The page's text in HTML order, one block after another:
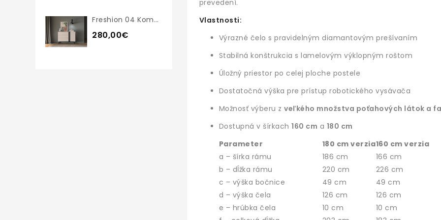
Freshion 04 Komoda
280,00€
prevedení.
Vlastnosti:
Výrazné čelo s pravidelným diamantovým prešívaním
Stabilná konštrukcia s lamelovým výklopným roštom
Úložný priestor po celej ploche postele
Dostatočná výška pre prístup robotického vysávača
Možnosť výberu z veľkého množstva poťahových látok a
Dostupná v šírkach 160 cm a 180 cm
Parameter
180 cm verzia160 cm verzia
a – šírka rámu
186 cm
166 cm
b – dĺžka rámu
220 cm
226 cm
c – výška bočnice
49 cm
49 cm
d – výška čela
126 cm
126 cm
e – hrúbka čela
10 cm
10 cm